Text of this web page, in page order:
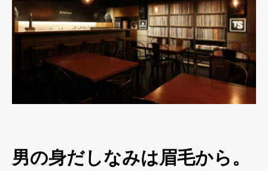
男の身だしなみは眉毛から。